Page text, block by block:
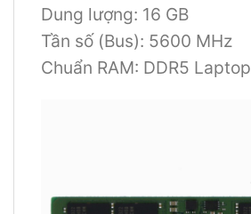
Dung lượng: 16 GB
Tần số (Bus): 5600 MHz
Chuẩn RAM: DDR5 Laptop